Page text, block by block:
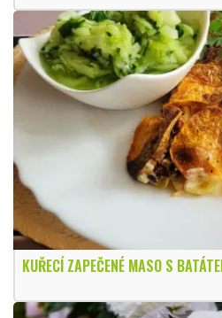
KUŘECÍ ZAPEČENÉ MASO S